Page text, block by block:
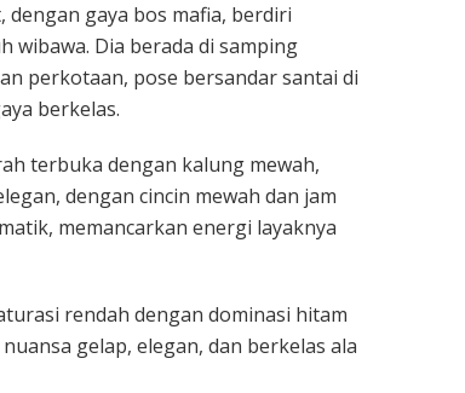
gaya bos mafia, berdiri
wibawa. Dia berada di samping
perkotaan, pose bersandar santai di
berkelas.
terbuka dengan kalung mewah,
dengan cincin mewah dan jam
memancarkan energi layaknya
rendah dengan dominasi hitam
gelap, elegan, dan berkelas ala